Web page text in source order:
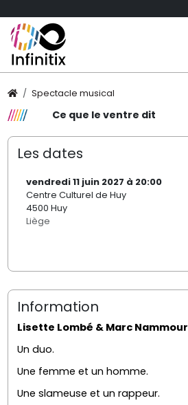
Spectacle musical
Ce que le ventre dit
Les dates
vendredi 11 juin 2027 à 20:00
Centre Culturel de Huy
4500 Huy
Liège
Information
Lisette Lombé & Marc Nammour
Un duo.
Une femme et un homme.
Une slameuse et un rappeur.